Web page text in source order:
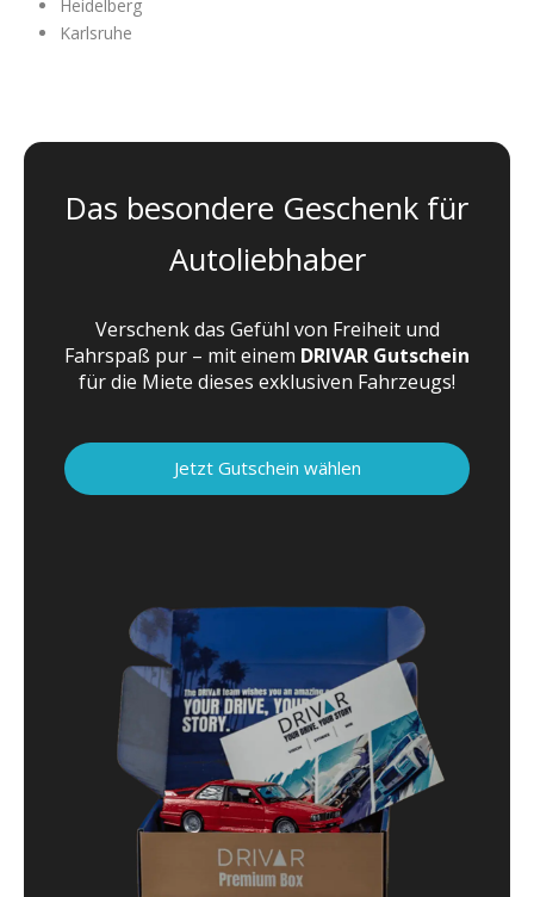
Heidelberg
Karlsruhe
Das besondere Geschenk für
Autoliebhaber
Verschenk das Gefühl von Freiheit und
Fahrspaß pur – mit einem DRIVAR Gutschein
für die Miete dieses exklusiven Fahrzeugs!
Jetzt Gutschein wählen